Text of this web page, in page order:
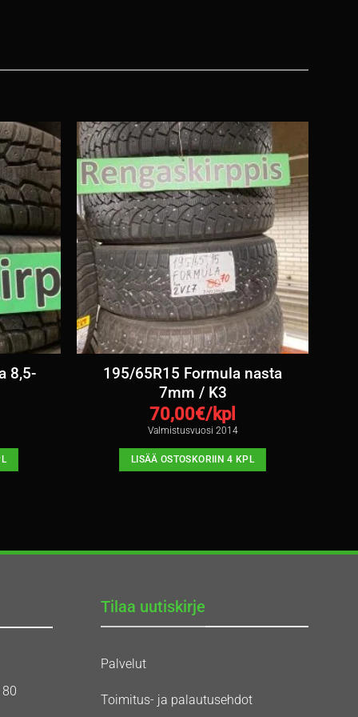
8,5-
195/65R15 Formula nasta
7mm / K3
70,00€/kpl
Valmistusvuosi 2014
LISÄÄ OSTOSKORIIN 4 KPL
Tilaa uutiskirje
Palvelut
Toimitus- ja palautusehdot